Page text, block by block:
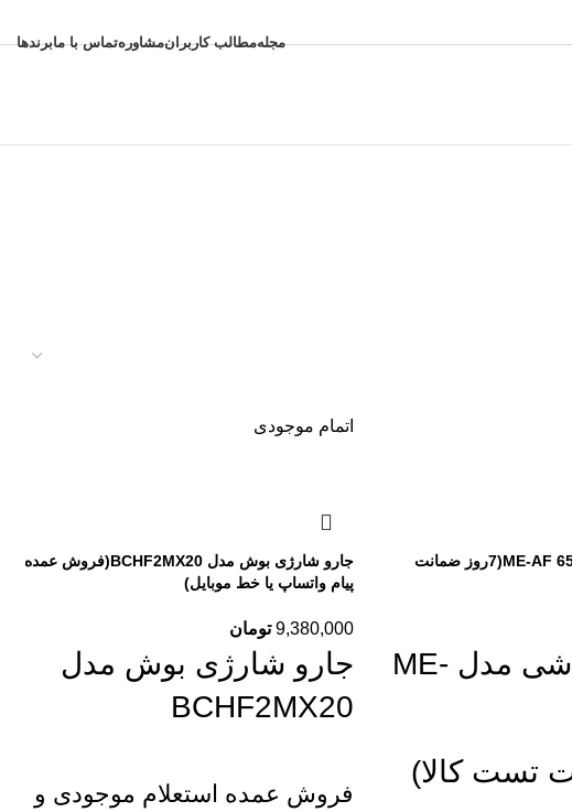
مجلهمطالب کاربرانمشاورهتماس با مابرندها
سرخ کن مباشی مدل ME-AF 652(7روز ضمانت
سرخ کن مباشی مدل ME-
اتمام موجودی
جارو شارژی بوش مدل BCHF2MX20(فروش عمده
پیام واتساپ یا خط موبایل)
9,380,000 تومان
جارو شارژی بوش مدل
BCHF2MX20
فروش عمده استعلام موجودی و